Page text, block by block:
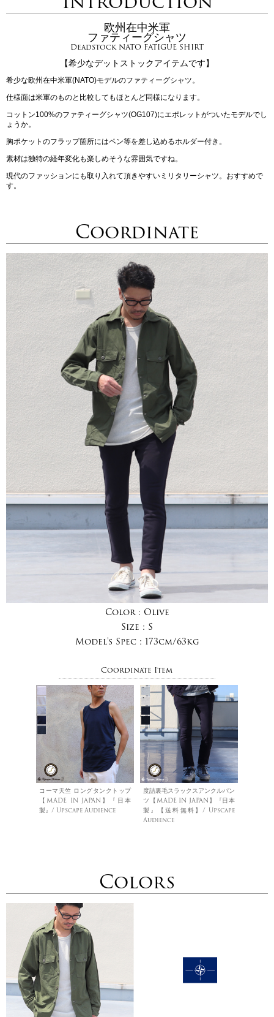
欧州在中米軍
ファティーグシャツ
Deadstock NATO FATIGUE SHIRT
【希少なデットストックアイテムです】
希少な欧州在中米軍(NATO)モデルのファティーグシャツ。
仕様面は米軍のものと比較してもほとんど同様になります。
コットン100%のファティーグシャツ(OG107)にエポレットがついたモデルでし
ょうか。
胸ポケットのフラップ箇所にはペン等を差し込めるホルダー付き。
素材は独特の経年変化も楽しめそうな雰囲気ですね。
現代のファッションにも取り入れて頂きやすいミリタリーシャツ。おすすめで
す。
Coordinate
Color : Olive
Size : S
Model's Spec : 173cm/63kg
Coordinate Item
コーマ天竺 ロングタンクトップ
【MADE IN JAPAN】『日本
製』/ Upscape Audience
度詰裏毛スラックスアンクルパン
ツ【MADE IN JAPAN】『日本
製』【送料無料】/ Upscape
Audience
Colors